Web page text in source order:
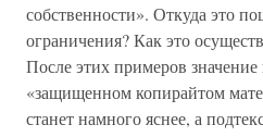
собственности». Откуда это
ограничения? Как это
После этих примеров значение
«защищенном копирайтом
станет намного яснее, а